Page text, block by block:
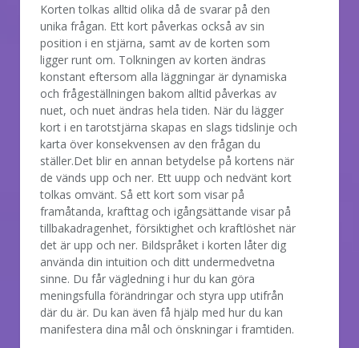
Korten tolkas alltid olika då de svarar på den
unika frågan. Ett kort påverkas också av sin
position i en stjärna, samt av de korten som
ligger runt om. Tolkningen av korten ändras
konstant eftersom alla läggningar är dynamiska
och frågeställningen bakom alltid påverkas av
nuet, och nuet ändras hela tiden. När du lägger
kort i en tarotstjärna skapas en slags tidslinje och
karta över konsekvensen av den frågan du
ställer.Det blir en annan betydelse på kortens när
de vänds upp och ner. Ett uupp och nedvänt kort
tolkas omvänt. Så ett kort som visar på
framåtanda, krafttag och igångsättande visar på
tillbakadragenhet, försiktighet och kraftlöshet när
det är upp och ner. Bildspråket i korten låter dig
använda din intuition och ditt undermedvetna
sinne. Du får vägledning i hur du kan göra
meningsfulla förändringar och styra upp utifrån
där du är. Du kan även få hjälp med hur du kan
manifestera dina mål och önskningar i framtiden.